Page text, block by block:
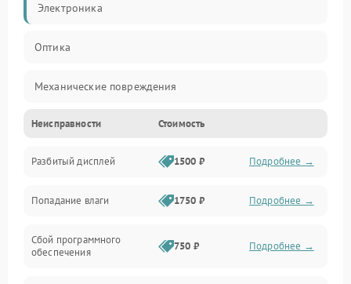
Электроника
Оптика
Механические повреждения
Видео
Механика
Управление
Электропитание
Неисправности Стоимость
Разбитый дисплей 1500 ₽ Подробнее →
Попадание влаги 1750 ₽ Подробнее →
Сбой программного
обеспечения
750 ₽ Подробнее →